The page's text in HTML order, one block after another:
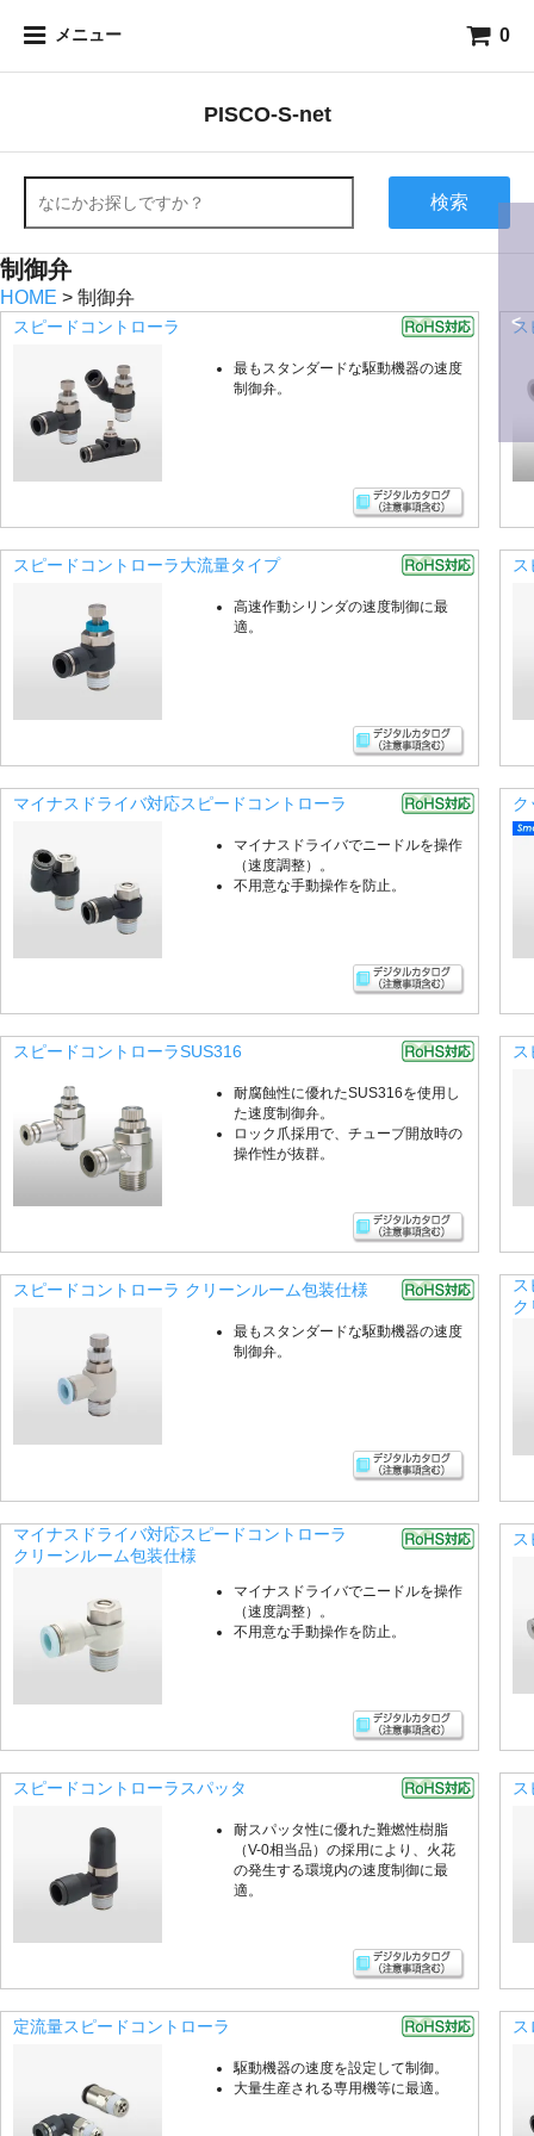
メニュー 0
PISCO-S-net
検索
制御弁
HOME > 制御弁
スピードコントローラ
最もスタンダードな駆動機器の速度
制御弁。
ス
スピードコントローラ大流量タイプ
高速作動シリンダの速度制御に最
適。
マイナスドライバ対応スピードコントローラ
マイナスドライバでニードルを操作
（速度調整）。
不用意な手動操作を防止。
ク
スピードコントローラSUS316
耐腐蝕性に優れたSUS316を使用し
た速度制御弁。
ロック爪採用で、チューブ開放時の
操作性が抜群。
スピードコントローラ クリーンルーム包装仕様
最もスタンダードな駆動機器の速度
制御弁。
ク
マイナスドライバ対応スピードコントローラ
クリーンルーム包装仕様
マイナスドライバでニードルを操作
（速度調整）。
不用意な手動操作を防止。
スピードコントローラスパッタ
耐スパッタ性に優れた難燃性樹脂
（V-0相当品）の採用により、火花
の発生する環境内の速度制御に最
適。
定流量スピードコントローラ
駆動機器の速度を設定して制御。
大量生産される専用機等に最適。
<